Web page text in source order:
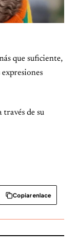
que suficiente,
través de su
Copiar enlace